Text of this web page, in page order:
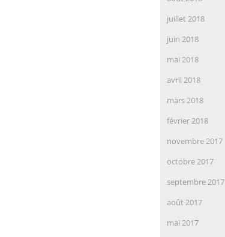
juillet 2018
juin 2018
mai 2018
avril 2018
mars 2018
février 2018
novembre 2017
octobre 2017
septembre 2017
août 2017
mai 2017